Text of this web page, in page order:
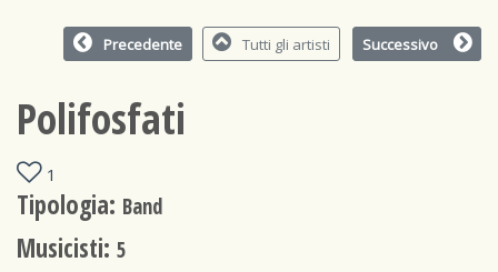
Precedente Tutti gli artisti Successivo
Polifosfati
1
Tipologia: Band
Musicisti: 5